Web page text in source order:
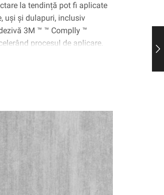
la tendință pot fi aplicate
uși și dulapuri, inclusiv
3M ™ ™ Complly ™
procesul de aplicare.